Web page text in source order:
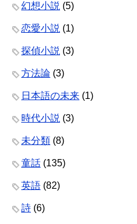
幻想小説 (5)
恋愛小説 (1)
探偵小説 (3)
方法論 (3)
日本語の未来 (1)
時代小説 (3)
未分類 (8)
童話 (135)
英語 (82)
詩 (6)